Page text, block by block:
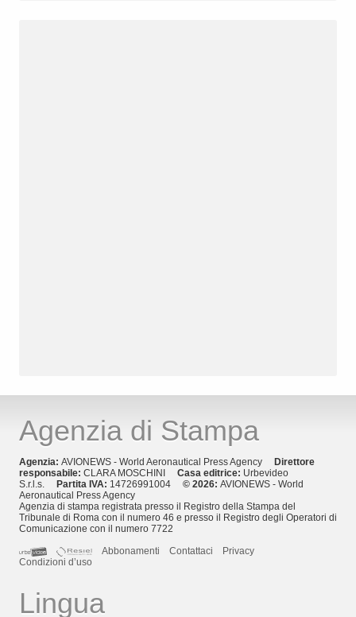
Agenzia di Stampa
Agenzia: AVIONEWS - World Aeronautical Press Agency
Direttore
responsabile: CLARA MOSCHINI Casa editrice: Urbevideo
S.r.l.s.
Partita IVA: 14726991004 © 2026: AVIONEWS - World
Aeronautical Press Agency
Agenzia di stampa registrata presso il Registro della Stampa del
Tribunale di Roma con il numero 46 e presso il Registro degli Operatori di
Comunicazione con il numero 7722
Abbonamenti
Contattaci
Privacy
Condizioni d’uso
Lingua